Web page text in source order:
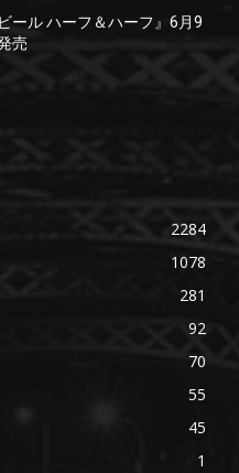
ール ハーフ＆ハーフ』6月9
売
2284
1078
281
92
70
55
45
1